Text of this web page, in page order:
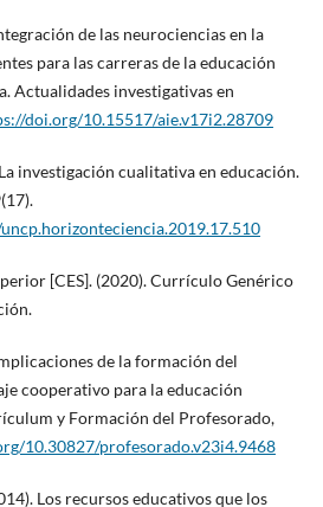
de las neurociencias en la
para las carreras de la educación
Actualidades investigativas en
doi.org/10.15517/aie.v17i2.28709
investigación cualitativa en educación.
[CES]. (2020). Currículo Genérico
de la formación del
cooperativo para la educación
y Formación del Profesorado,
10.30827/profesorado.v23i4.9468
Los recursos educativos que los